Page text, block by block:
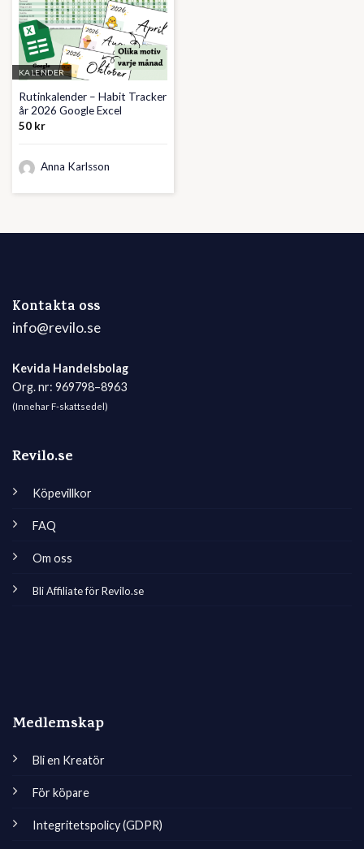
KALENDER
Rutinkalender – Habit Tracker
år 2026 Google Excel
50 kr
Anna Karlsson
Kontakta oss
info@revilo.se
Kevida Handelsbolag
Org. nr: 969798–8963
(Innehar F-skattsedel)
Revilo.se
Köpevillkor
FAQ
Om oss
Bli Affiliate för Revilo.se
Medlemskap
Bli en Kreatör
För köpare
Integritetspolicy (GDPR)